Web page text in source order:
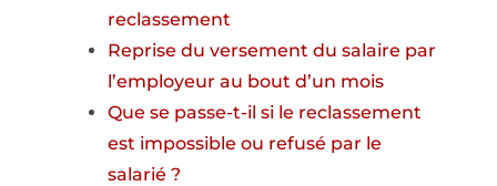
reclassement
Reprise du versement du salaire par
l’employeur au bout d’un mois
Que se passe-t-il si le reclassement
est impossible ou refusé par le
salarié ?